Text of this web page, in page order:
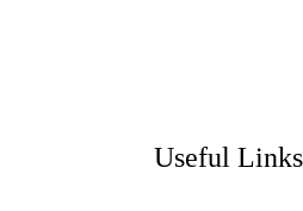
Useful Links